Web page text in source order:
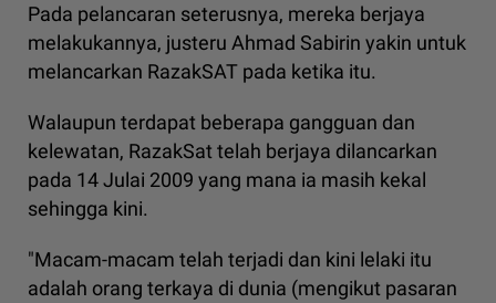
Pada pelancaran seterusnya, mereka berjaya
melakukannya, justeru Ahmad Sabirin yakin untuk
melancarkan RazakSAT pada ketika itu.
Walaupun terdapat beberapa gangguan dan
kelewatan, RazakSat telah berjaya dilancarkan
pada 14 Julai 2009 yang mana ia masih kekal
sehingga kini.
"Macam-macam telah terjadi dan kini lelaki itu
adalah orang terkaya di dunia (mengikut pasaran